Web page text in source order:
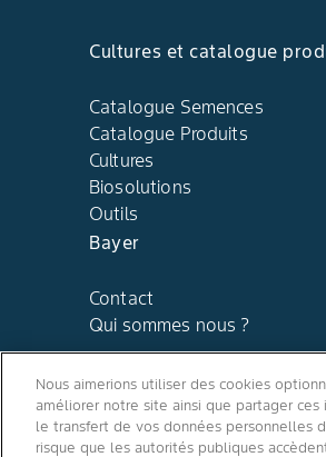
Cultures et catalogue
Catalogue Semences
Catalogue Produits
Cultures
Biosolutions
Outils
Bayer
Contact
Qui sommes nous ?
Nous aimerions utiliser des cookies
améliorer notre site ainsi que partager
le transfert de vos données personnelles
risque que les autorités publiques